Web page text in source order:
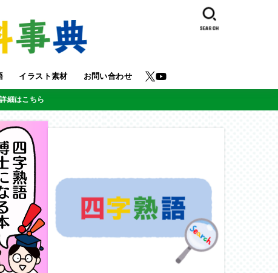
イラスト素材 お問い合わせ
SEARCH
細はこちら